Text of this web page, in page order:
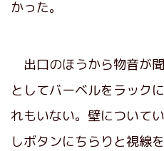
かった。
出口のほうから物音が
としてバーベルをラック
れもいない。壁について
しボタンにちらりと視線